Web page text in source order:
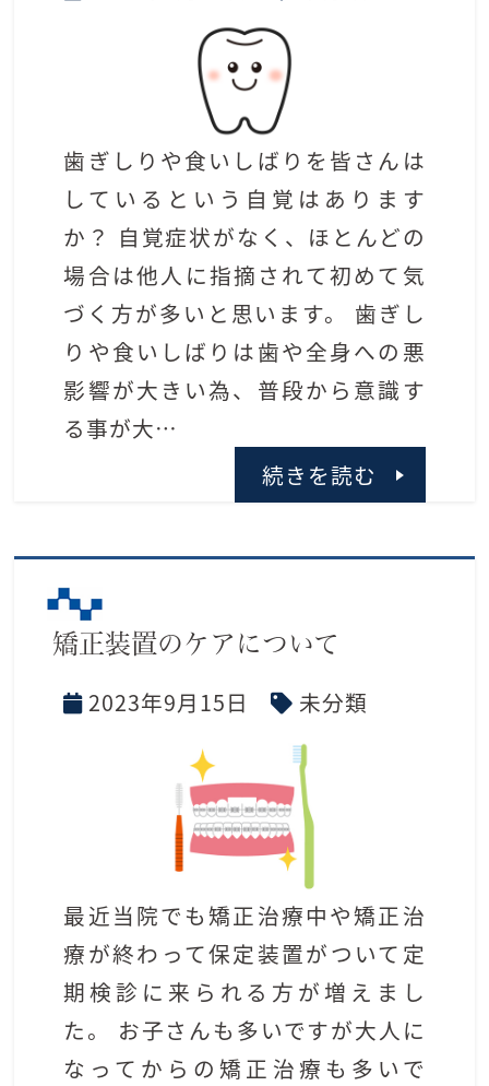
歯ぎしりや食いしばりを皆さんは
しているという自覚はあります
か？ 自覚症状がなく、ほとんどの
場合は他人に指摘されて初めて気
づく方が多いと思います。 歯ぎし
りや食いしばりは歯や全身への悪
影響が大きい為、普段から意識す
る事が大…
続きを読む
矯正装置のケアについて
2023年9月15日 未分類
最近当院でも矯正治療中や矯正治
療が終わって保定装置がついて定
期検診に来られる方が増えまし
た。 お子さんも多いですが大人に
なってからの矯正治療も多いで